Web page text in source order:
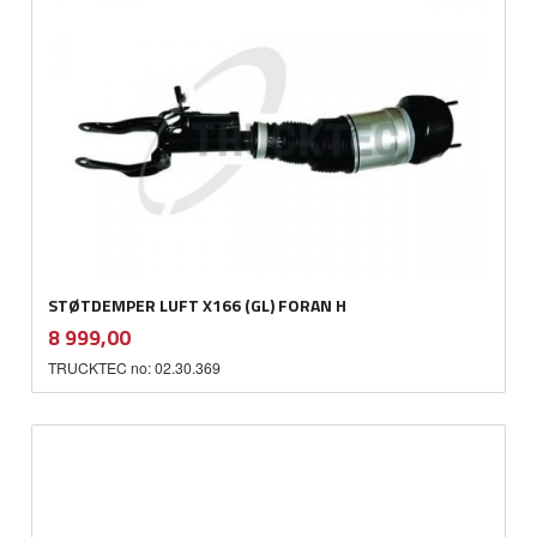
STØTDEMPER LUFT X166 (GL) FORAN H
Pris
8 999,00mva.
TRUCKTEC no: 02.30.369